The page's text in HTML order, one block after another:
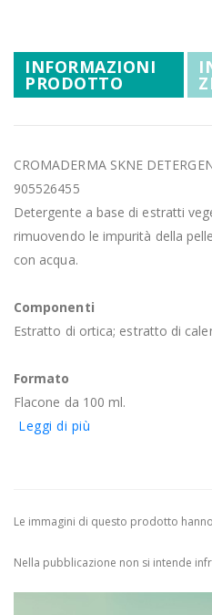
Mistery
galleria
immagini
INFORMAZIONI
PRODOTTO
CROMADERMA SKNE
905526455
Detergente a base di estratti
rimuovendo le impurità della
con acqua.
Componenti
Estratto di ortica; estratto di
Formato
Flacone da 100 ml.
Leggi di più
Le immagini di questo prodotto
Nella pubblicazione non si intende